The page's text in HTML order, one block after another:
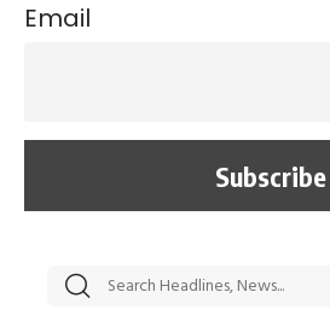
Email
सट्टेबाजी में अरेस्ट हुए